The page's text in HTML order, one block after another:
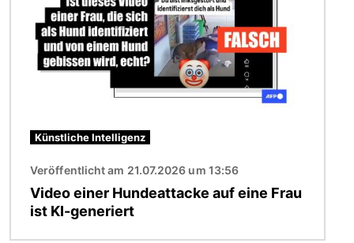
Künstliche Intelligenz
Veröffentlicht am 21.07.2026 um 13:56
Video einer Hundeattacke auf eine Frau
ist KI-generiert